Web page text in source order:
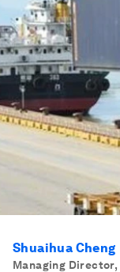
Shuaihua Cheng
Managing Director,